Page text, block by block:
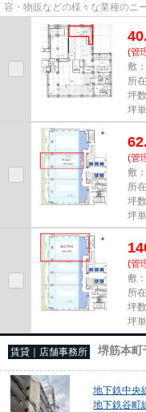
容・物販などの様々な業種のニ
尚、弊社ではおとり広告は一切...
(管
敷
所
坪
坪
(管
敷
所
坪
坪
(管
敷
所
坪
坪
賃貸｜店舗事務所 堺筋本町
地下鉄中央
地下鉄谷町